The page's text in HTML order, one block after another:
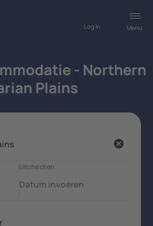
Menu
Log in
- Northern
Plains